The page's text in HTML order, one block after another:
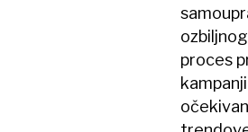
proces